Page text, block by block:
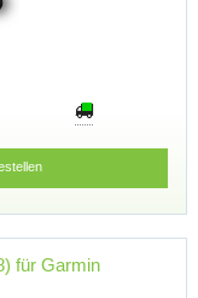
für Garmin